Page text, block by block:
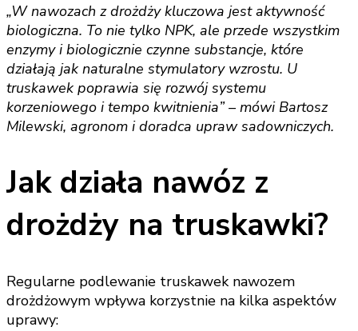
„W nawozach z drożdży kluczowa jest aktywność
biologiczna. To nie tylko NPK, ale przede wszystkim
enzymy i biologicznie czynne substancje, które
działają jak naturalne stymulatory wzrostu. U
truskawek poprawia się rozwój systemu
korzeniowego i tempo kwitnienia” – mówi Bartosz
Milewski, agronom i doradca upraw sadowniczych.
Jak działa nawóz z
drożdży na truskawki?
Regularne podlewanie truskawek nawozem
drożdżowym wpływa korzystnie na kilka aspektów
uprawy: